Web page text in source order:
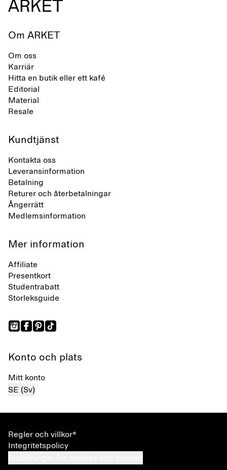
Om ARKET
Om oss
Karriär
Hitta en butik eller ett kafé
Editorial
Material
Resale
Kundtjänst
Kontakta oss
Leveransinformation
Betalning
Returer och återbetalningar
Ångerrätt
Medlemsinformation
Mer information
Affiliate
Presentkort
Studentrabatt
Storleksguide
Konto och plats
Mitt konto
SE (Sv)
Regler och villkor*
Integritetspolicy